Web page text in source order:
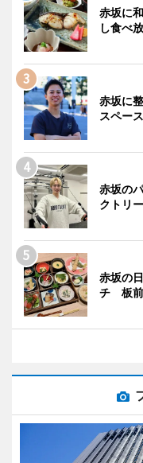
赤坂に
し食べ
赤坂に
スペース
赤坂の
クトリ
赤坂の
チ 板前